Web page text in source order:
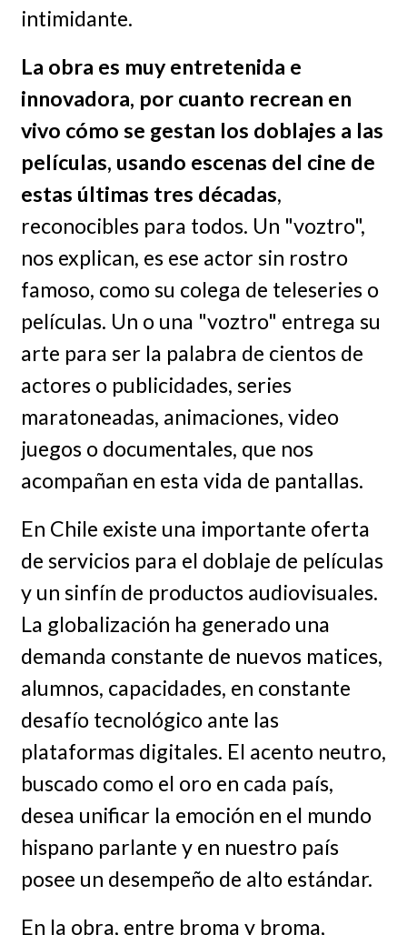
intimidante.
La obra es muy entretenida e
innovadora, por cuanto recrean en
vivo cómo se gestan los doblajes a las
películas, usando escenas del cine de
estas últimas tres décadas,
reconocibles para todos. Un "voztro",
nos explican, es ese actor sin rostro
famoso, como su colega de teleseries o
películas. Un o una "voztro" entrega su
arte para ser la palabra de cientos de
actores o publicidades, series
maratoneadas, animaciones, video
juegos o documentales, que nos
acompañan en esta vida de pantallas.
En Chile existe una importante oferta
de servicios para el doblaje de películas
y un sinfín de productos audiovisuales.
La globalización ha generado una
demanda constante de nuevos matices,
alumnos, capacidades, en constante
desafío tecnológico ante las
plataformas digitales. El acento neutro,
buscado como el oro en cada país,
desea unificar la emoción en el mundo
hispano parlante y en nuestro país
posee un desempeño de alto estándar.
En la obra, entre broma y broma,